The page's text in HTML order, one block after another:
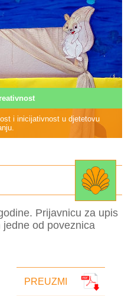
i inicijativnost u djetetovu
Prijavnicu za upis
od poveznica
PREUZMI